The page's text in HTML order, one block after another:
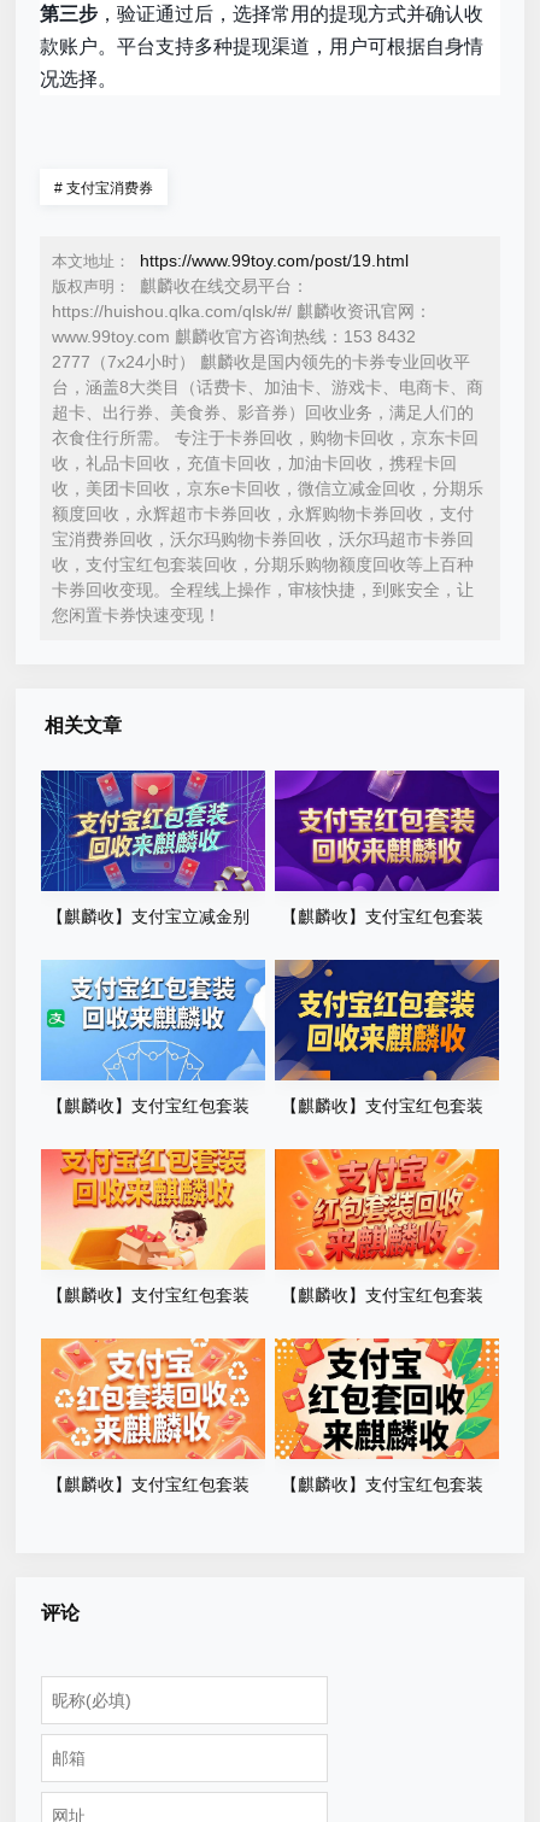
第三步 ，验证通过后，选择常用的提现方式并确认收
款账户。平台支持多种提现渠道，用户可根据自身情
况选择。
# 支付宝消费券
本文地址： https://www.99toy.com/post/19.html
版权声明：
麒麟收在线交易平台：
https://huishou.qlka.com/qlsk/#/ 麒麟收资讯官网：
www.99toy.com 麒麟收官方咨询热线：153 8432
2777（7x24小时） 麒麟收是国内领先的卡券专业回收平
台，涵盖8大类目（话费卡、加油卡、游戏卡、电商卡、商
超卡、出行券、美食券、影音券）回收业务，满足人们的
衣食住行所需。 专注于卡券回收，购物卡回收，京东卡回
收，礼品卡回收，充值卡回收，加油卡回收，携程卡回
收，美团卡回收，京东e卡回收，微信立减金回收，分期乐
额度回收，永辉超市卡券回收，永辉购物卡券回收，支付
宝消费券回收，沃尔玛购物卡券回收，沃尔玛超市卡券回
收，支付宝红包套装回收，分期乐购物额度回收等上百种
卡券回收变现。全程线上操作，审核快捷，到账安全，让
您闲置卡券快速变现！
相关文章
【麒麟收】支付宝立减金别
理，安全又省心
【麒麟收】支付宝红包套装
用方法
【麒麟收】支付宝红包套装
数字权益
【麒麟收】支付宝红包套装
规变现方式详解
【麒麟收】支付宝红包套装
费，轻松变现小方法
【麒麟收】支付宝红包套装
兑现价值
【麒麟收】支付宝红包套装
【麒麟收】支付宝红包套装
评论